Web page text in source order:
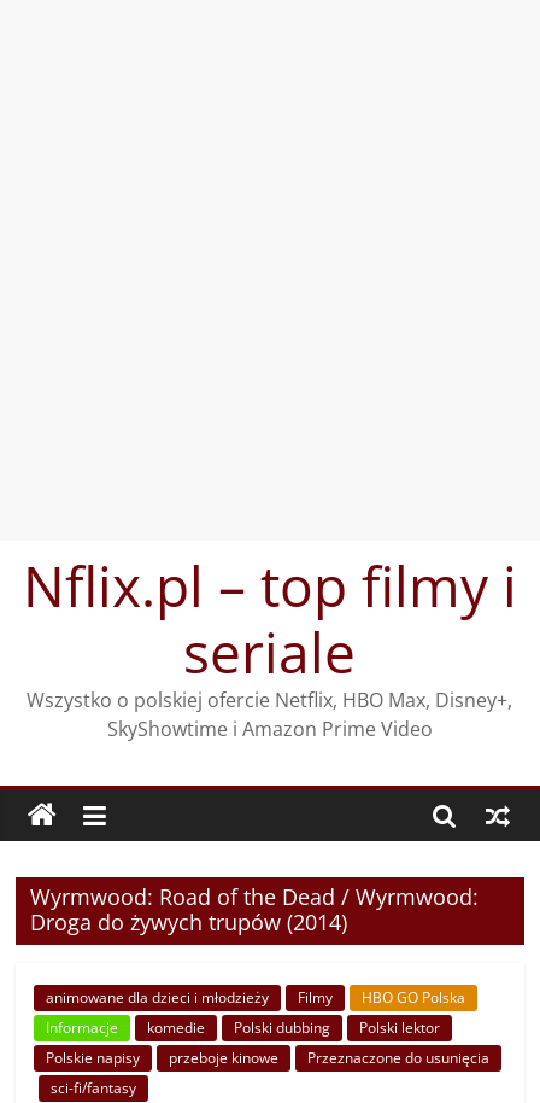
treściNflix.pl – top filmy i
seriale
Wszystko o polskiej ofercie Netflix, HBO Max, Disney+,
SkyShowtime i Amazon Prime Video
Wyrmwood: Road of the Dead / Wyrmwood:
Droga do żywych trupów (2014)
animowane dla dzieci i młodzieży Filmy
HBO GO Polska
Informacje
komedie Polski dubbing
Polski lektor
Polskie napisy
przeboje kinowe
Przeznaczone do usunięcia
sci-fi/fantasy